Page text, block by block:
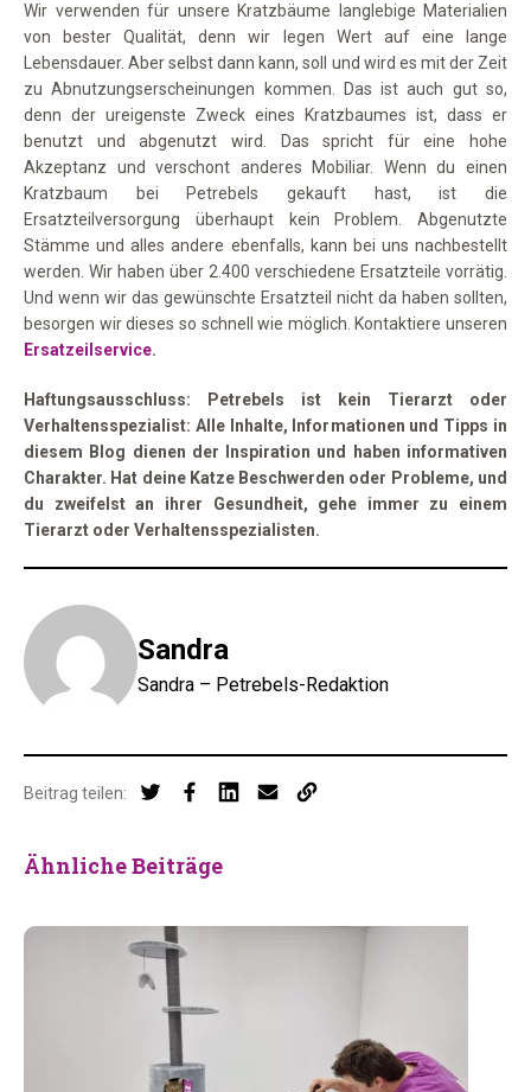
Wir verwenden für unsere Kratzbäume langlebige Materialien
von bester Qualität, denn wir legen Wert auf eine lange
Lebensdauer. Aber selbst dann kann, soll und wird es mit der Zeit
zu Abnutzungserscheinungen kommen. Das ist auch gut so,
denn der ureigenste Zweck eines Kratzbaumes ist, dass er
benutzt und abgenutzt wird. Das spricht für eine hohe
Akzeptanz und verschont anderes Mobiliar. Wenn du einen
Kratzbaum bei Petrebels gekauft hast, ist die
Ersatzteilversorgung überhaupt kein Problem. Abgenutzte
Stämme und alles andere ebenfalls, kann bei uns nachbestellt
werden. Wir haben über 2.400 verschiedene Ersatzteile vorrätig.
Und wenn wir das gewünschte Ersatzteil nicht da haben sollten,
besorgen wir dieses so schnell wie möglich. Kontaktiere unseren
Ersatzeilservice.
Haftungsausschluss: Petrebels ist kein Tierarzt oder
Verhaltensspezialist: Alle Inhalte, Informationen und Tipps in
diesem Blog dienen der Inspiration und haben informativen
Charakter. Hat deine Katze Beschwerden oder Probleme, und
du zweifelst an ihrer Gesundheit, gehe immer zu einem
Tierarzt oder Verhaltensspezialisten.
Sandra
Sandra – Petrebels-Redaktion
Beitrag teilen:
Ähnliche Beiträge